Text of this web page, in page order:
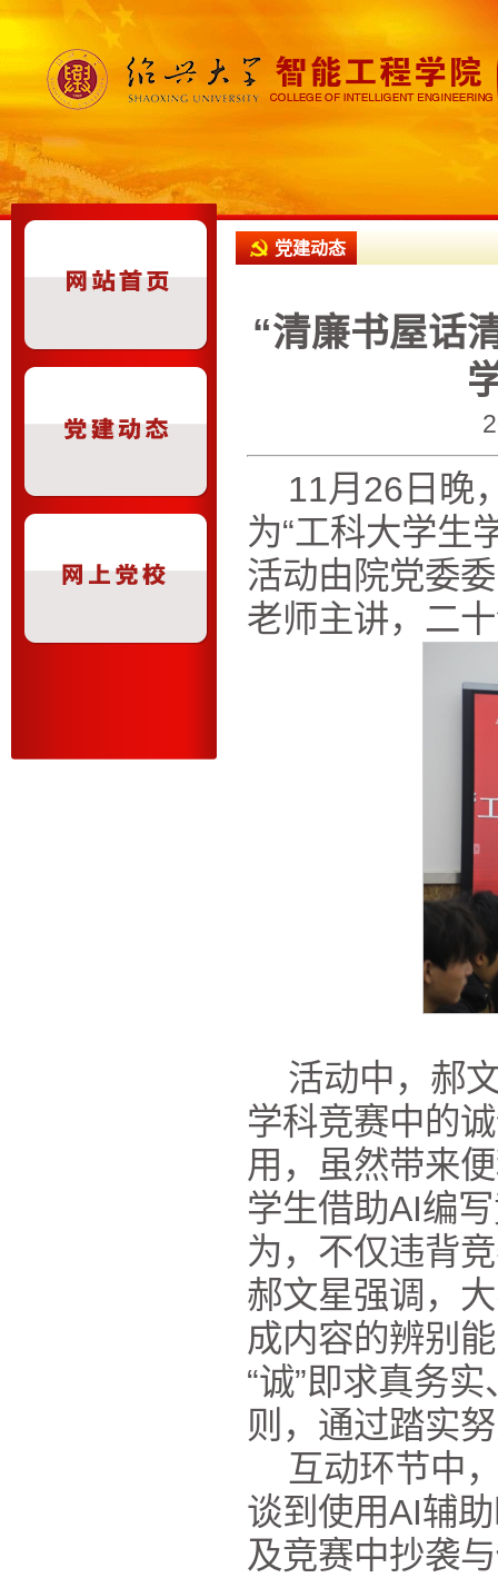
党建动态
“清廉书屋话
11月26日晚
为“工科大学生
活动由院党委
老师主讲，二
活动中，郝
学科竞赛中的
用，虽然带来
学生借助AI编
为，不仅违背
郝文星强调，
成内容的辨别
“诚”即求真务
则，通过踏实
互动环节中
谈到使用AI辅
及竞赛中抄袭